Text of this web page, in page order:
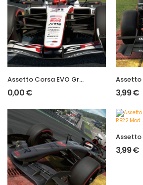
Assetto Corsa EVO Grand Prix 2026 VF-26 Mod
0,00€ 3,99€
3,99€